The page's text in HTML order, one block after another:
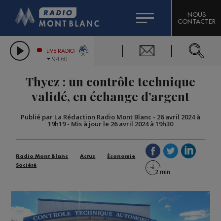
LES CHRONIQUES DE L'EXPERT
CITIZEN MACHINERY
GRAND MASSIF DOMAINES SKIABLES
BIGARD
COMPAGNIE DU MONT-BLANC
NOUS
CONTACTER
LIVE RADIO
94.60
Thyez : un contrôle technique
validé, en échange d’argent
Publié par La Rédaction Radio Mont Blanc - 26 avril 2024 à
19h19- Mis à jour le 26 avril 2024 à 19h30
Radio Mont Blanc Actus
Économie
Société